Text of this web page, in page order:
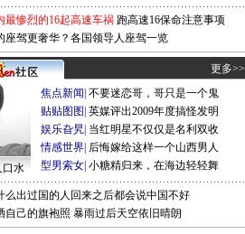
最惨烈的16起高速车祸 跑高速16保命注意事项
座驾更奢华？各国领导人座驾一览
更多>>
口水
焦点新闻 不要迷恋哥，哥只是一个鬼
贴贴图图 英媒评出2009年度搞怪发明
娱乐旮旯 当红明星不仅仅是名利双收
情感世界 后悔嫁给这样一个山西男人
型男索女 小糖精归来，在海边轻轻舞
么出过国的人回来之后都会说中国不好
自己的旗袍照 暴雨过后天空依旧晴朗